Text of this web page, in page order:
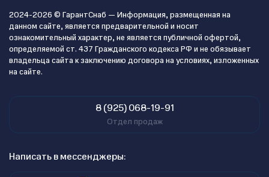
2024-2026 © ГарантСнаб — Информация, размещенная на
данном сайте, является предварительной и носит
ознакомительный характер, не является публичной офертой,
определяемой ст. 437 Гражданского кодекса РФ и не обязывает
владельца сайта к заключению договора на условиях, изложенных
на сайте.
8 (925) 068-19-91
Отдел продаж
Написать в мессенджеры: